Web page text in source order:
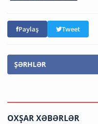
Paylaş Tweet
ŞƏRHLƏR
OXŞAR XƏBƏRLƏR